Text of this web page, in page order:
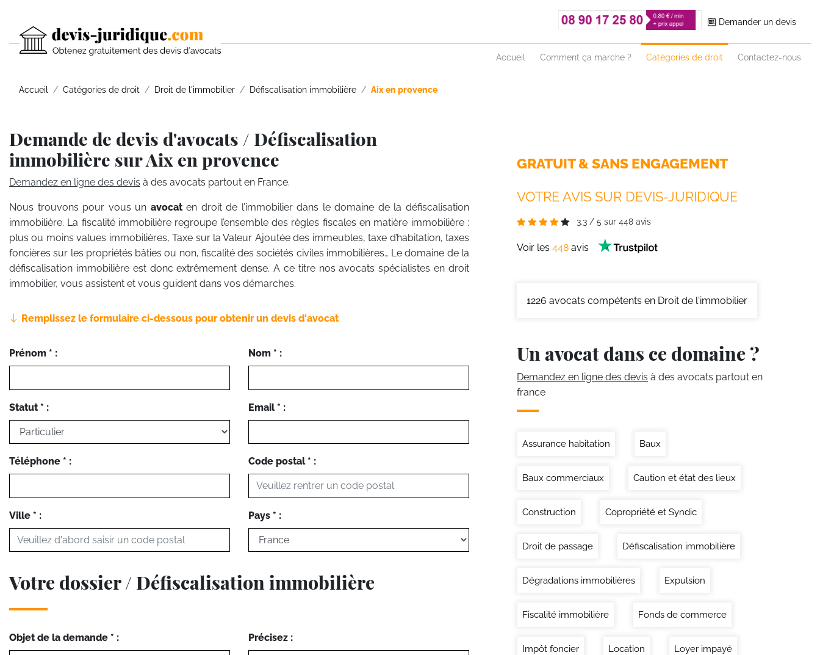
Demander un devis
Accueil Comment ça marche ? Catégories de droit Contactez-nous
Accueil Catégories de droit Droit de l'immobilier Défiscalisation immobilière Aix en provence
Demande de devis d'avocats / Défiscalisation
immobilière sur Aix en provence
Demandez en ligne des devis à des avocats partout en France.
Nous trouvons pour vous un avocaten droit de l’immobilier dans le domaine de la défiscalisation
immobilière. La fiscalité immobilière regroupe l’ensemble des règles fiscales en matière immobilière :
plus ou moins values immobilières, Taxe sur la Valeur Ajoutée des immeubles, taxe d’habitation, taxes
foncières sur les propriétés bâties ou non, fiscalité des sociétés civiles immobilières… Le domaine de la
défiscalisation immobilière est donc extrêmement dense. A ce titre nos avocats spécialistes en droit
immobilier, vous assistent et vous guident dans vos démarches.
Remplissez le formulaire ci-dessous pour obtenir un devis d'avocat
Prénom * : Nom * :
Statut * : Email * :
Téléphone * : Code postal * :
Ville * : Pays * :
Votre dossier / Défiscalisation immobilière
Objet de la demande * : Précisez :
GRATUIT & SANS ENGAGEMENT
VOTRE AVIS SUR DEVIS-JURIDIQUE
3.3 / 5 sur 448 avis
Voir les 448 avis
1226 avocats compétents en Droit de l'immobilier
Un avocat dans ce domaine ?
Demandez en ligne des devis à des avocats partout en
france
Assurance habitation Baux
Baux commerciaux Caution et état des lieux
Construction Copropriété et Syndic
Droit de passage Défiscalisation immobilière
Dégradations immobilières Expulsion
Fiscalité immobilière Fonds de commerce
Impôt foncier Location Loyer impayé